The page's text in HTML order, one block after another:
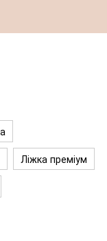
Ліжка преміум